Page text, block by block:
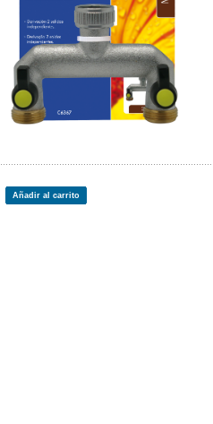
Añadir al carrito